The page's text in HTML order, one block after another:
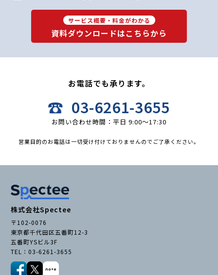
サービス概要・料金がわかる
資料ダウンロードはこちらから
お電話でも承ります。
03-6261-3655
お問い合わせ時間：平日 9:00〜17:30
営業目的のお電話は一切受け付けておりませんのでご了承ください。
株式会社Spectee
〒102-0076
東京都千代田区五番町12-3
五番町YSビル3F
TEL：03-6261-3655